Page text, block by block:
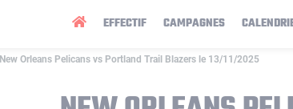
EFFECTIF CAMPAGNES
New Orleans Pelicans vs Portland Trail Blazers le 13/11/2025